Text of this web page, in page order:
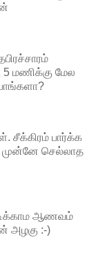
மணிக்கு மேல
சீக்கிரம் பார்க்க
முன்னே செல்லாத
ஆணவம்
அழகு :-)